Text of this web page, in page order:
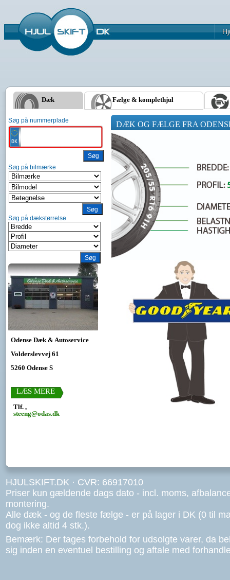
Dæk Fælge & komplethjul
Søg på nummerplade
Søg på bilmærke
Søg på dækstørrelse
Odense Dæk & Autoservice
Volderslevvej 61
5260 Odense S
LÆS MERE
Tlf. ,
steeng@odas.dk
DÆK OG FÆLGE FRA
HJULSKIFT.DK · CVR: 66917010
Priser kun gældende dags dato - incl. moms,
montering.
Alle dæk - og de fleste fælge - er på lager i DK (0 til
dog ikke altid 4 stk.).
Bemærk: Der tages forbehold for udsolgte varer, da
sig inden en eventuel bestilling og aftale med